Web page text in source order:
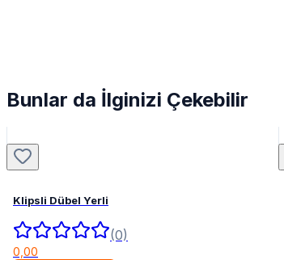
Bunlar da İlginizi Çekebilir
Klipsli Dübel Yerli
(0)
0,00